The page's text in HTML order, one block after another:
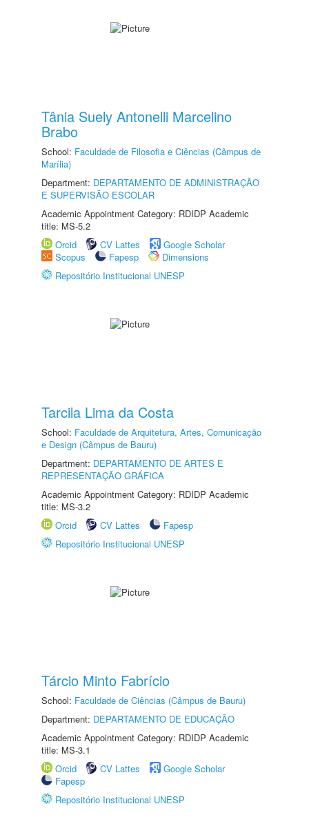
Tânia Suely Antonelli Marcelino
Brabo
School: Faculdade de Filosofia e Ciências (Câmpus de
Marília)
Department: DEPARTAMENTO DE ADMINISTRAÇÃO
E SUPERVISÃO ESCOLAR
Academic Appointment Category: RDIDP Academic
title: MS-5.2
Orcid
CV Lattes
Google Scholar
Scopus
Fapesp
Dimensions
Repositório Institucional UNESP
Tarcila Lima da Costa
School: Faculdade de Arquitetura, Artes, Comunicação
e Design (Câmpus de Bauru)
Department: DEPARTAMENTO DE ARTES E
REPRESENTAÇÃO GRÁFICA
Academic Appointment Category: RDIDP Academic
title: MS-3.2
Orcid
CV Lattes
Fapesp
Repositório Institucional UNESP
Tárcio Minto Fabrício
School: Faculdade de Ciências (Câmpus de Bauru)
Department: DEPARTAMENTO DE EDUCAÇÃO
Academic Appointment Category: RDIDP Academic
title: MS-3.1
Orcid
CV Lattes
Google Scholar
Fapesp
Repositório Institucional UNESP